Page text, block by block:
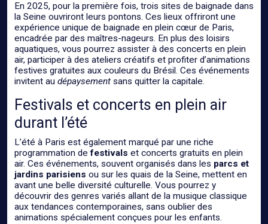
En 2025, pour la première fois, trois sites de baignade dans
la Seine ouvriront leurs pontons. Ces lieux offriront une
expérience unique de baignade en plein cœur de Paris,
encadrée par des maîtres-nageurs. En plus des loisirs
aquatiques, vous pourrez assister à des concerts en plein
air, participer à des ateliers créatifs et profiter d’animations
festives gratuites aux couleurs du Brésil. Ces événements
invitent au dépaysement sans quitter la capitale.
Festivals et concerts en plein air
durant l’été
L’été à Paris est également marqué par une riche
programmation defestivals et concerts gratuits en plein
air. Ces événements, souvent organisés dans les parcs et
jardins parisiens ou sur les quais de la Seine, mettent en
avant une belle diversité culturelle. Vous pourrez y
découvrir des genres variés allant de la musique classique
aux tendances contemporaines, sans oublier des
animations spécialement conçues pour les enfants.